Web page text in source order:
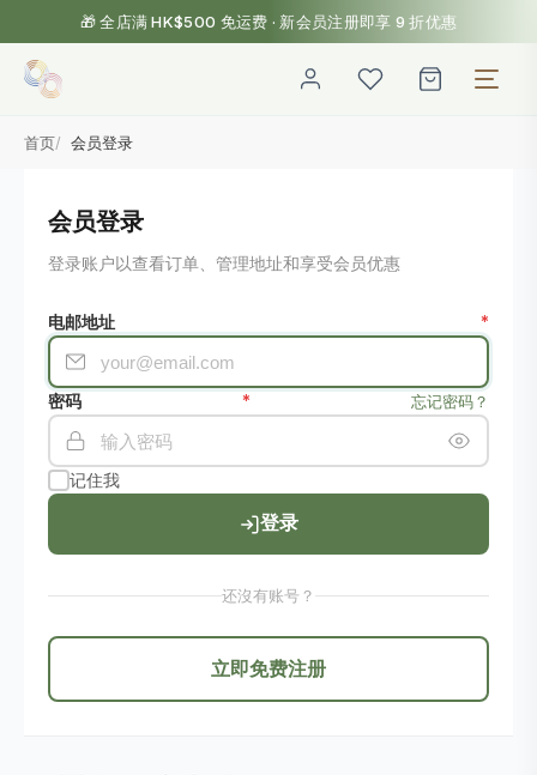
🎁 全店满 HK$500 免运费 · 新会员注册即享 9 折优惠
首页 会员登录
会员登录
登录账户以查看订单、管理地址和享受会员优惠
电邮地址 *
密码 * 忘记密码？
记住我
登录
还沒有账号？
立即免费注册